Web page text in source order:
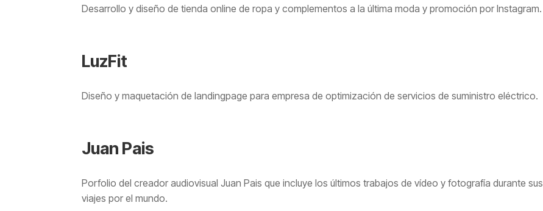
Desarrollo y diseño de tienda online de ropa y complementos a la última moda y promoción por Instagram.
LuzFit
Diseño y maquetación de landingpage para empresa de optimización de servicios de suministro eléctrico.
Juan Pais
Porfolio del creador audiovisual Juan Pais que incluye los últimos trabajos de vídeo y fotografía durante sus
viajes por el mundo.